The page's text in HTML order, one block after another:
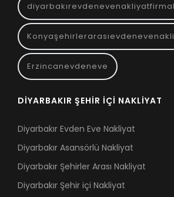
Erzincanevdeneve
DIYARBAKIR ŞEHIR İÇI NAKLIYAT
Diyarbakır Evden Eve Nakliyat
Diyarbakır Asansörlü Nakliyat
Diyarbakır Şehirler Arası Nakliyat
Diyarbakır Şehir içi Nakliyat